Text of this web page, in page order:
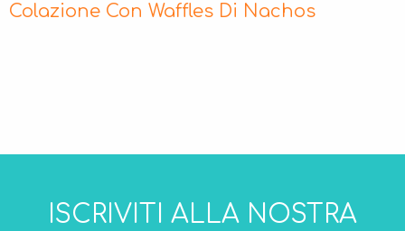
Colazione Con Waffles Di Nachos
ISCRIVITI ALLA NOSTRA